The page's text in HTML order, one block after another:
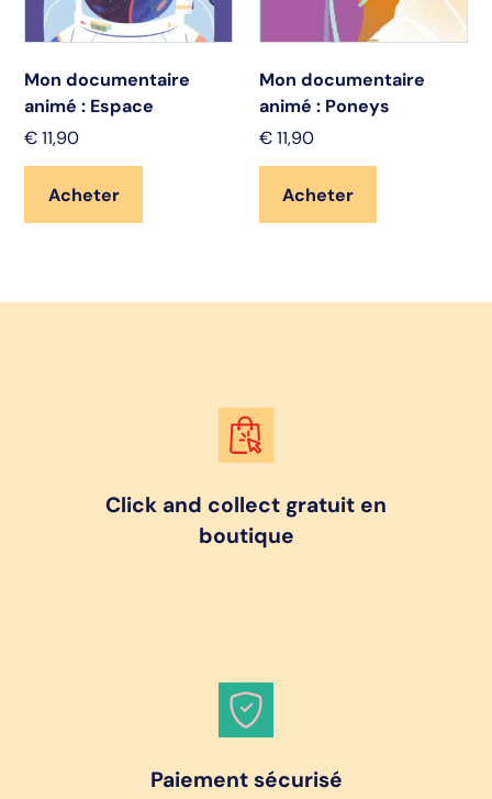
Mon documentaire
animé : Espace
€ 11,90
Acheter
Mon documentaire
animé : Poneys
€ 11,90
Acheter
Click and collect gratuit en
boutique
Paiement sécurisé